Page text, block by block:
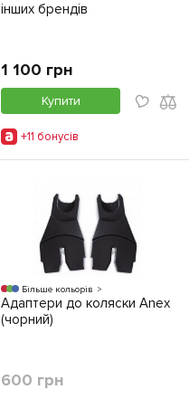
інших брендів
1 100 грн
Купити
+11 бонусiв
Більше кольорів
Адаптери до коляски Anex
(чорний)
600 грн